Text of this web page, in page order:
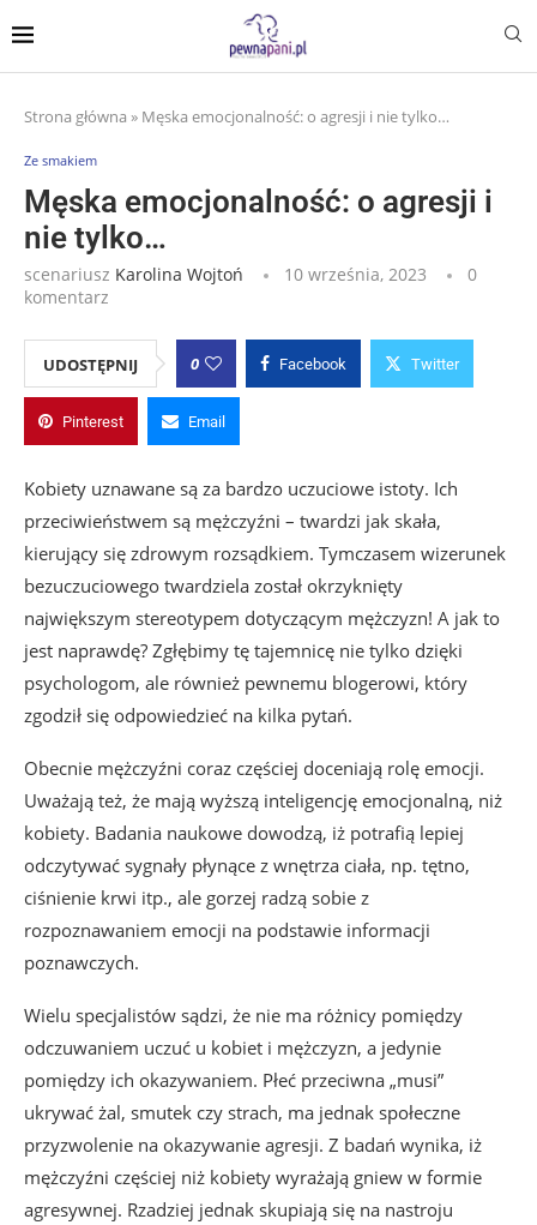
Strona główna » Męska emocjonalność: o agresji i nie tylko…
Ze smakiem
Męska emocjonalność: o agresji i
nie tylko…
scenariusz Karolina Wojtoń 10 września, 2023
0
komentarz
UDOSTĘPNIJ 0 Facebook Twitter
Pinterest Email
Kobiety uznawane są za bardzo uczuciowe istoty. Ich
przeciwieństwem są mężczyźni – twardzi jak skała,
kierujący się zdrowym rozsądkiem. Tymczasem wizerunek
bezuczuciowego twardziela został okrzyknięty
największym stereotypem dotyczącym mężczyzn! A jak to
jest naprawdę? Zgłębimy tę tajemnicę nie tylko dzięki
psychologom, ale również pewnemu blogerowi, który
zgodził się odpowiedzieć na kilka pytań.
Obecnie mężczyźni coraz częściej doceniają rolę emocji.
Uważają też, że mają wyższą inteligencję emocjonalną, niż
kobiety. Badania naukowe dowodzą, iż potrafią lepiej
odczytywać sygnały płynące z wnętrza ciała, np. tętno,
ciśnienie krwi itp., ale gorzej radzą sobie z
rozpoznawaniem emocji na podstawie informacji
poznawczych.
Wielu specjalistów sądzi, że nie ma różnicy pomiędzy
odczuwaniem uczuć u kobiet i mężczyzn, a jedynie
pomiędzy ich okazywaniem. Płeć przeciwna „musi”
ukrywać żal, smutek czy strach, ma jednak społeczne
przyzwolenie na okazywanie agresji. Z badań wynika, iż
mężczyźni częściej niż kobiety wyrażają gniew w formie
agresywnej. Rzadziej jednak skupiają się na nastroju